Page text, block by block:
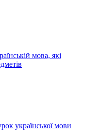
мова, які
української мови